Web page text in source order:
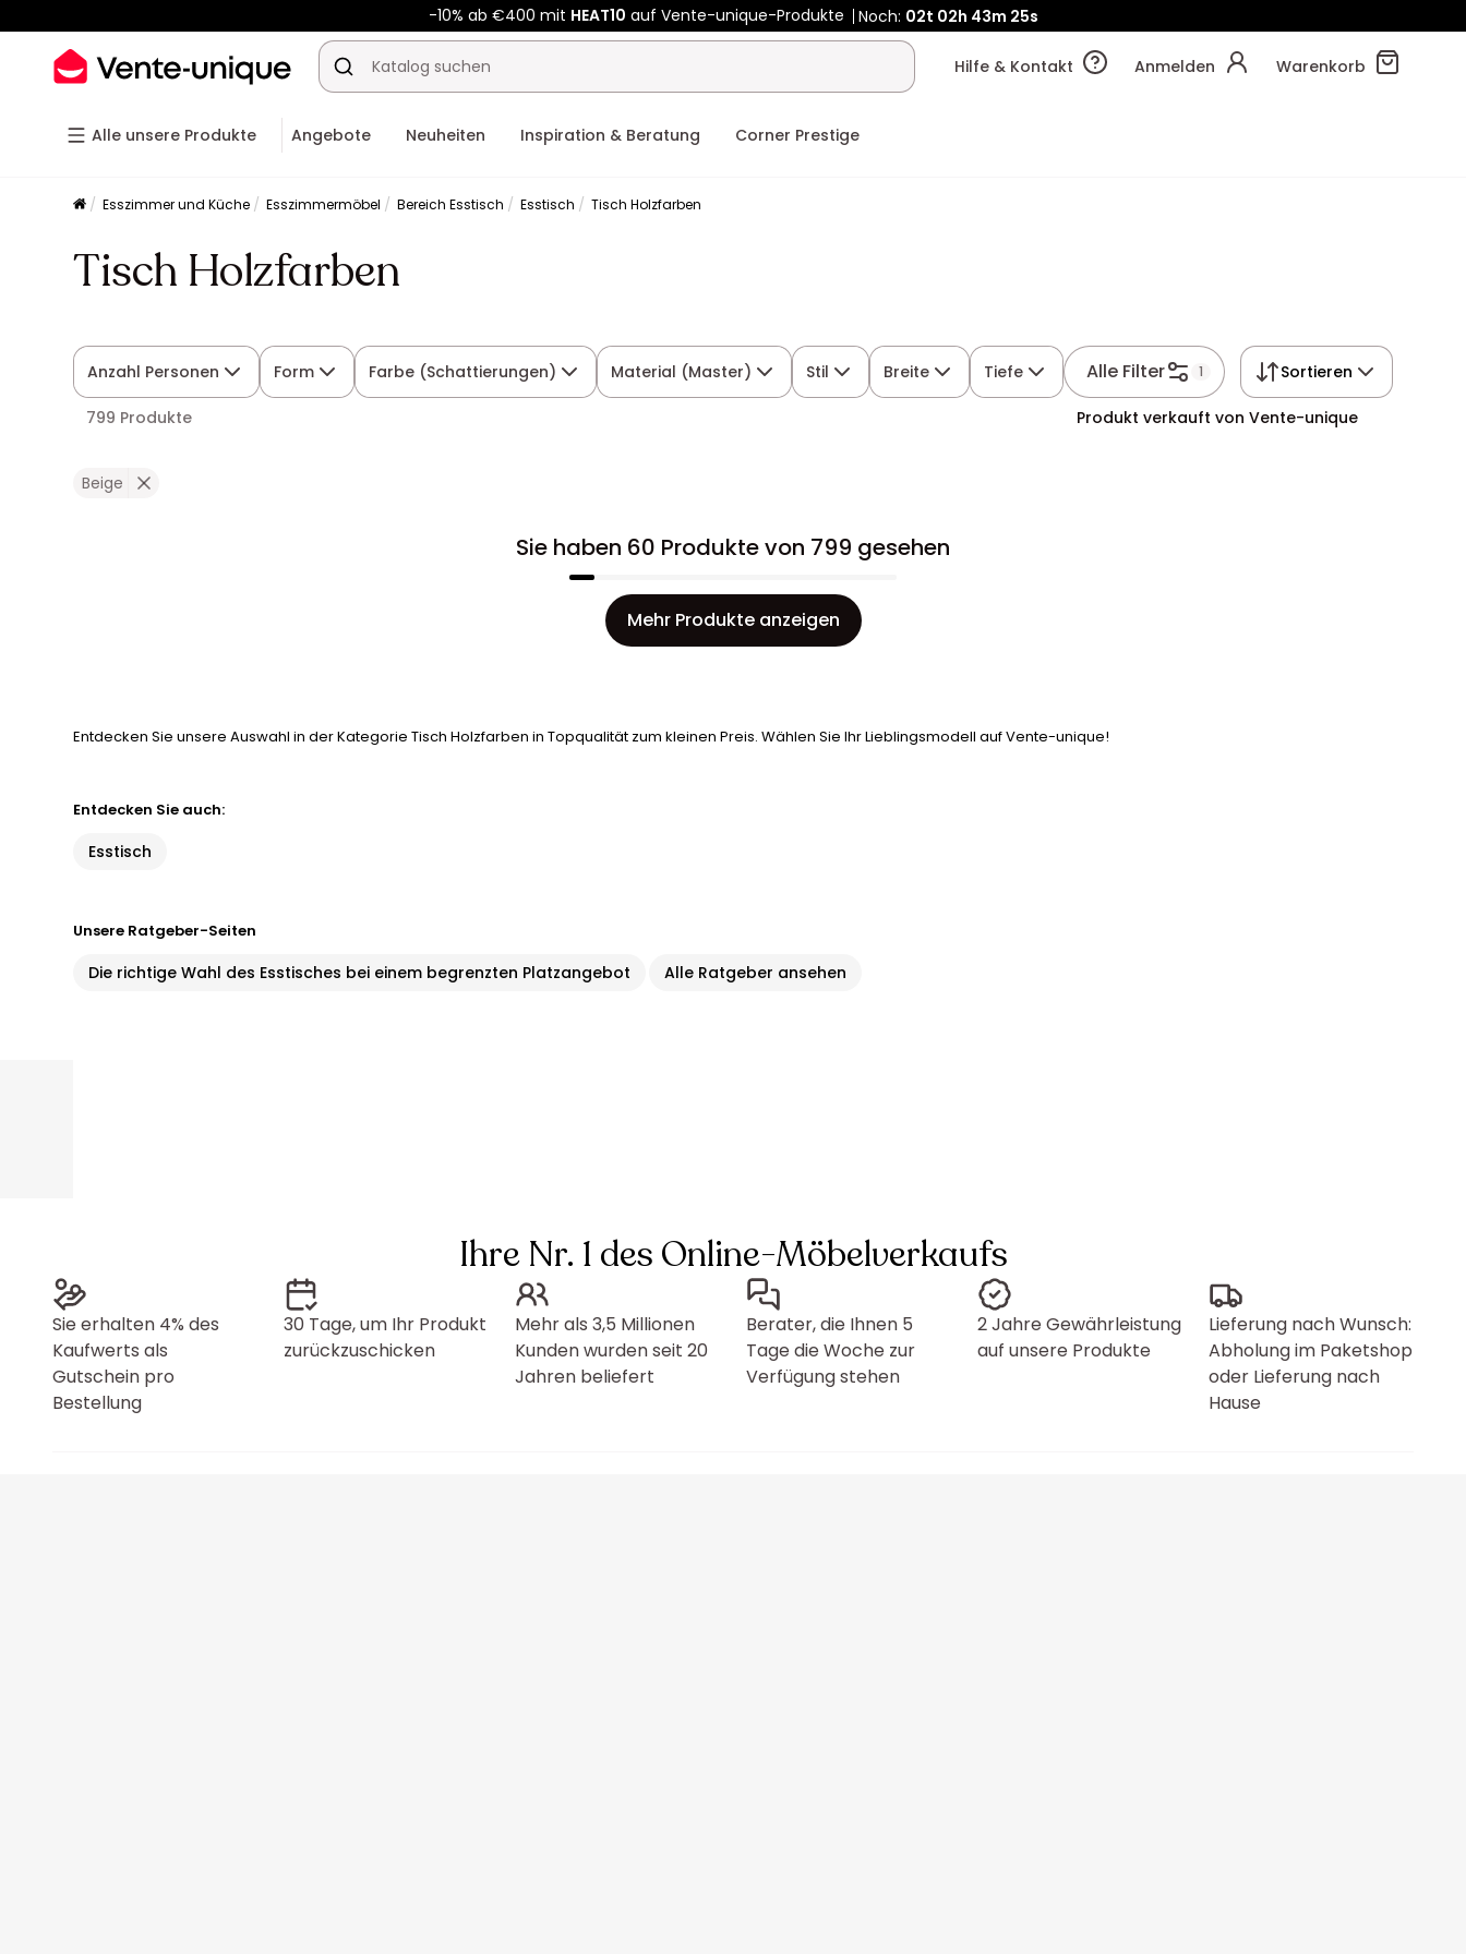
Kauf-unique wird zu Vente-unique - Gleicher Shop, neuer Name!
-10% ab €400 mitHEAT10auf Vente-unique-Produkte Noch:02t
Hilfe & Kontakt Anmelden Warenkorb
Alle unsere Produkte Angebote Neuheiten Inspiration & Beratung Corner Prestige
Esszimmer und Küche Esszimmermöbel Bereich Esstisch Esstisch Tisch Holzfarben
Tisch Holzfarben
Anzahl Personen Form Farbe (Schattierungen) Material (Master) Stil Breite Tiefe Alle Filter 1 Sortieren
799 Produkte Produkt verkauft von Vente-unique
Beige
Sie haben 60 Produkte von 799 gesehen
Mehr Produkte anzeigen
Entdecken Sie unsere Auswahl in der Kategorie Tisch Holzfarben in Topqualität zum kleinen Preis. Wählen Sie Ihr Lieblingsmodell auf Vente-unique!
Entdecken Sie auch:
Esstisch
Unsere Ratgeber-Seiten
Die richtige Wahl des Esstisches bei einem begrenzten Platzangebot Alle Ratgeber ansehen
Ihre Nr. 1 des Online-Möbelverkaufs
Sie erhalten 4% des
Kaufwerts als
Gutschein pro
Bestellung
30 Tage, um Ihr Produkt
zurückzuschicken
Mehr als 3,5 Millionen
Kunden wurden seit 20
Jahren beliefert
Berater, die Ihnen 5
Tage die Woche zur
Verfügung stehen
2 Jahre Gewährleistung
auf unsere Produkte
Lieferung nach Wunsch:
Abholung im Paketshop
oder Lieferung nach
Hause